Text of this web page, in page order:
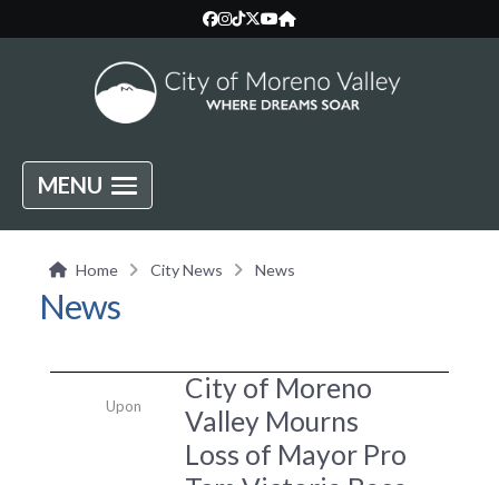
MENU
Home City News News
News
City of Moreno
Valley Mourns
Loss of Mayor Pro
Upon